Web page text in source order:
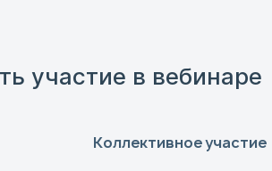
участие в вебинаре
Коллективное участие